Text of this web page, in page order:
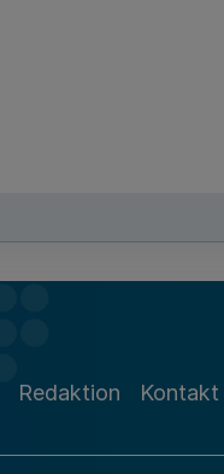
Redaktion Kontakt